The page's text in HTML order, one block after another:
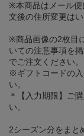
※本商品はメール便
文後の住所変更はい
※商品画像の2枚目
いての注意事項を
でご注文ください。
※ギフトコードの
い。
＊【入力期限】ご
い。
2シーズン分をまと